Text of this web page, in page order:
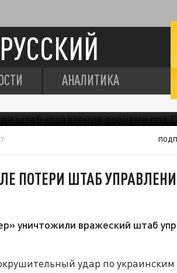
АНАЛИТИКА
ПОТЕРИ ШТАБ
уничтожили вражеский штаб
удар по